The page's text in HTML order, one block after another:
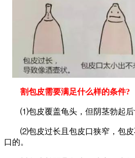
割包皮需要满足什么样的条件?
⑴包皮覆盖龟头，但阴茎勃起后
⑵包皮过长且包皮口狭窄，包皮
口的。